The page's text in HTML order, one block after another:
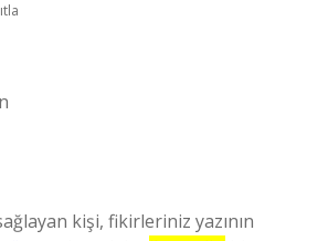
kişi, fikirleriniz yazının